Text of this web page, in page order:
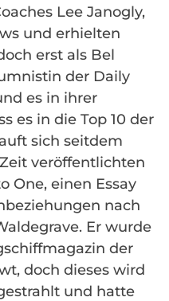
Lee Janogly,
und erhielten
erst als Bel
der Daily
es in ihrer
es in die Top 10 der
sich seitdem
veröffentlichten
One, einen Essay
nach
Er wurde
der
doch dieses wird
und hatte